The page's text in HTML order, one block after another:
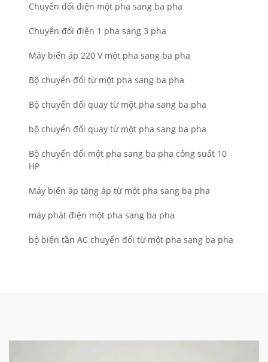
Chuyển đổi điện một pha sang ba pha
Chuyển đổi điện 1 pha sang 3 pha
Máy biến áp 220 V một pha sang ba pha
Bộ chuyển đổi từ một pha sang ba pha
Bộ chuyển đổi quay từ một pha sang ba pha
bộ chuyển đổi quay từ một pha sang ba pha
Bộ chuyển đổi một pha sang ba pha công suất 10
HP
Máy biến áp tăng áp từ một pha sang ba pha
máy phát điện một pha sang ba pha
bộ biến tần AC chuyển đổi từ một pha sang ba pha